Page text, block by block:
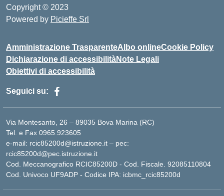
Copyright © 2023
Powered by Picieffe Srl
Amministrazione TrasparenteAlbo onlineCookie Policy
Dichiarazione di accessibilitàNote Legali
Obiettivi di accessibilità
Seguici su:
Via Montesanto, 26 – 89035 Bova Marina (RC)
Tel. e Fax 0965.923605
e-mail: rcic85200d@istruzione.it – pec:
rcic85200d@pec.istruzione.it
Cod. Meccanografico RCIC85200D - Cod. Fiscale. 92085110804
Cod. Univoco UF9ADP - Codice IPA: icbmc_rcic85200d